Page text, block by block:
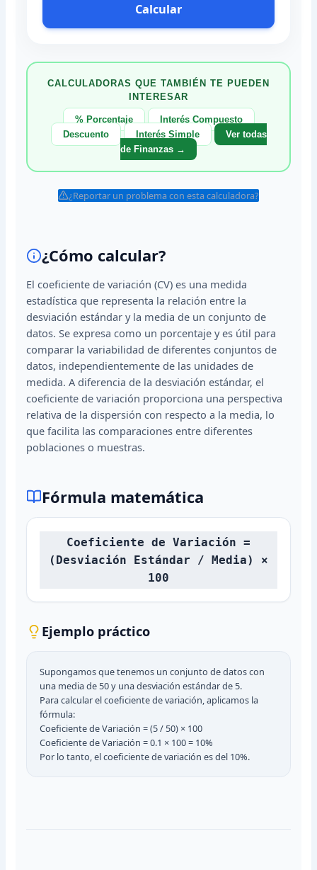
Calcular
CALCULADORAS QUE TAMBIÉN TE PUEDEN
INTERESAR
% Porcentaje
Interés Compuesto
Descuento
Interés Simple
Ver todas
de Finanzas →
¿Reportar un problema con esta calculadora?
¿Cómo calcular?
El coeficiente de variación (CV) es una medida
estadística que representa la relación entre la
desviación estándar y la media de un conjunto de
datos. Se expresa como un porcentaje y es útil para
comparar la variabilidad de diferentes conjuntos de
datos, independientemente de las unidades de
medida. A diferencia de la desviación estándar, el
coeficiente de variación proporciona una perspectiva
relativa de la dispersión con respecto a la media, lo
que facilita las comparaciones entre diferentes
poblaciones o muestras.
Fórmula matemática
Coeficiente de Variación =
(Desviación Estándar / Media) ×
100
Ejemplo práctico
Supongamos que tenemos un conjunto de datos con
una media de 50 y una desviación estándar de 5.
Para calcular el coeficiente de variación, aplicamos la
fórmula:
Coeficiente de Variación = (5 / 50) × 100
Coeficiente de Variación = 0.1 × 100 = 10%
Por lo tanto, el coeficiente de variación es del 10%.